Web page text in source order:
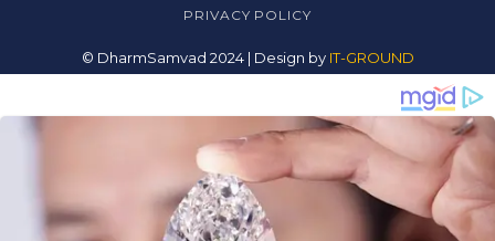
PRIVACY POLICY
© DharmSamvad 2024 | Design byIT-GROUND